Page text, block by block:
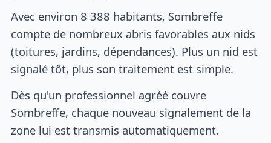
Avec environ 8 388 habitants, Sombreffe
compte de nombreux abris favorables aux nids
(toitures, jardins, dépendances). Plus un nid est
signalé tôt, plus son traitement est simple.
Dès qu'un professionnel agréé couvre
Sombreffe, chaque nouveau signalement de la
zone lui est transmis automatiquement.